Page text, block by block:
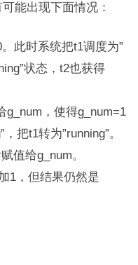
能出现下面情况：
此时系统把t1调度为”
状态，t2也获得
g_num，使得g_num=1
把t1转为”running”。
值给g_num。
1，但结果仍然是